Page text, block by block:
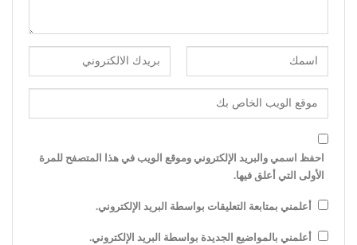
احفظ اسمي والبريد الإلكتروني وموقع الويب في هذا المتصفح للمرة
الأولى التي أعلق فيها.
أعلمني بمتابعة التعليقات بواسطة البريد الإلكتروني.
أعلمني بالمواضيع الجديدة بواسطة البريد الإلكتروني.